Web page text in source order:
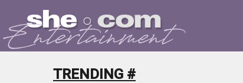
TRENDING #